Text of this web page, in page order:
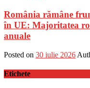
România rămâne
în UE: Majoritatea
anuale
Posted on 30 iulie 2026
Etichete